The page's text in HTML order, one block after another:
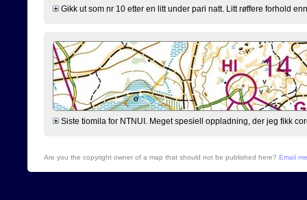
Gikk ut som nr 10 etter en litt under pari natt. Litt røffere forhold
Siste tiomila for NTNUI. Meget spesiell oppladning, der jeg fikk
Are you the copyright owner of a map that should not be published here? Email me